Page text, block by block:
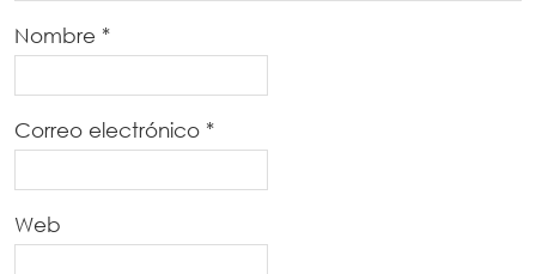
Nombre *
Correo electrónico *
Web